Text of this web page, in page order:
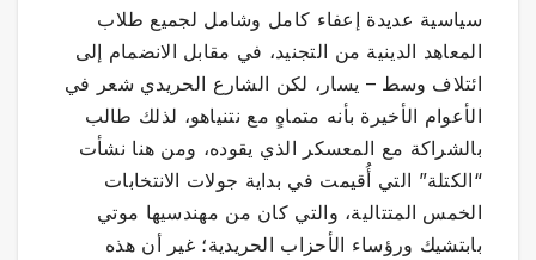
سياسية عديدة إعفاء كامل وشامل لجميع طلاب
المعاهد الدينية من التجنيد، في مقابل الانضمام إلى
ائتلاف وسط – يسار، لكن الشارع الحريدي شعر في
الأعوام الأخيرة بأنه متماهٍ مع نتنياهو، لذلك طالب
بالشراكة مع المعسكر الذي يقوده، ومن هنا نشأت
“الكتلة” التي أُقيمت في بداية جولات الانتخابات
الخمس المتتالية، والتي كان من مهندسيها موتي
بابتشيك ورؤساء الأحزاب الحريدية؛ غير أن هذه